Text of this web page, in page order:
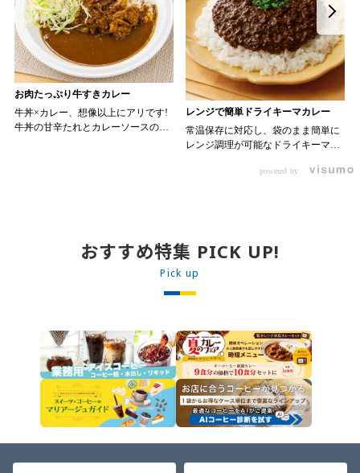
お肉たっぷり牛すきカレー
牛丼×カレー、想像以上にアリです!
牛丼の甘辛たれとカレーソースのス
丼の素を中央にのせます。 3. 手前
からカレーソースをかけ、サラダを
盛りつけます。 ※牛丼の素のたれを
レンジで簡単ドライキーマカレー
常温保存に対応し、袋のまま簡単に
レンジ調理が可能なドライキーマカ
オリジナルメニューにアレンジも可
powered by
おすすめ特集 PICK UP!
Pick up